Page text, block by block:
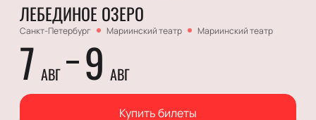
ЛЕБЕДИНОЕ ОЗЕРО
Санкт-Петербург Мариинский театр Мариинский театр
7 АВГ 9 АВГ
Купить билеты